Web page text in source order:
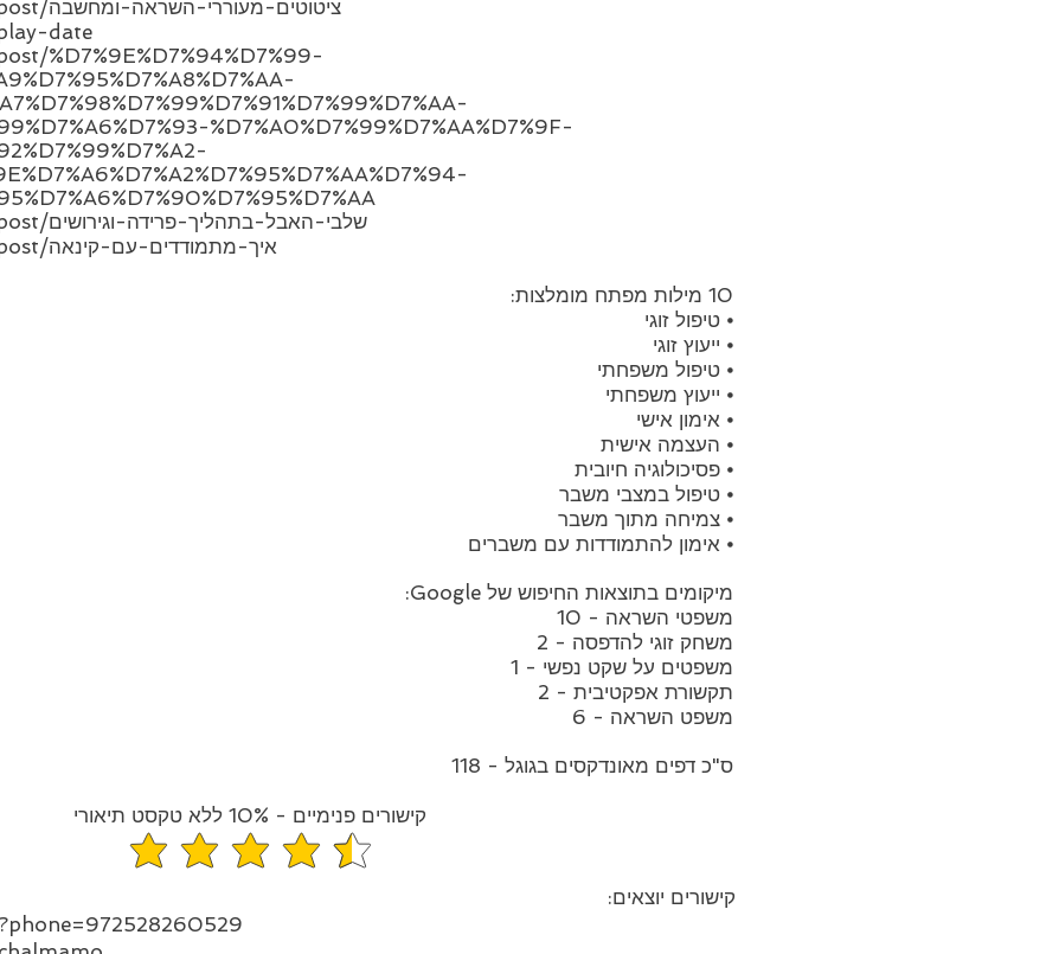
www.michalmamo.co.il/post/ציטוטים-מעוררי-השראה-ומחשבה
date
%D7%9E%D7%94%D7%99-
%D7%A0%D7%99%D7%AA%D7%9F-
www.michalmamo.co.il/post/שלבי-האבל-בתהליך-פרידה-וגירושים
www.michalmamo.co.il/post/איך-מתמודדים-עם-קינאה
10 מילות מפתח מומלצות:
⦁ טיפול זוגי
⦁ ייעוץ זוגי
⦁ טיפול משפחתי
⦁ ייעוץ משפחתי
⦁ אימון אישי
⦁ העצמה אישית
⦁ פסיכולוגיה חיובית
⦁ טיפול במצבי משבר
⦁ צמיחה מתוך משבר
⦁ אימון להתמודדות עם משברים
מיקומים בתוצאות החיפוש של Google:
משפטי השראה - 10
משחק זוגי להדפסה - 2
משפטים על שקט נפשי - 1
תקשורת אפקטיבית - 2
משפט השראה - 6
ס"כ דפים מאונדקסים בגוגל - 118
קישורים פנימיים - 10% ללא טקסט תיאורי
הדירוג הממוצא הוא 4.5 מתוך 5
קישורים יוצאים: